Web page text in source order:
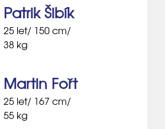
Patrik Šibík
25 let/ 150 cm/
38 kg
Martin Fořt
25 let/ 167 cm/
55 kg